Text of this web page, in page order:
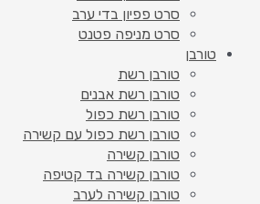
סרט פפיון בדי ערב
סרט מניפה פטנט
טורבן
טורבן רשת
טורבן רשת אבנים
טורבן רשת כפול
טורבן רשת כפול עם קשירה
טורבן קשירה
טורבן קשירה בד קטיפה
טורבן קשירה לערב